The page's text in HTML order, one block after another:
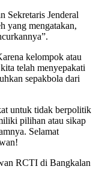
Sekretaris Jenderal
yang mengatakan,
kelompok atau
telah menyepakati
sepakbola dari
untuk tidak berpolitik
pilihan atau sikap
Selamat
RCTI di Bangkalan